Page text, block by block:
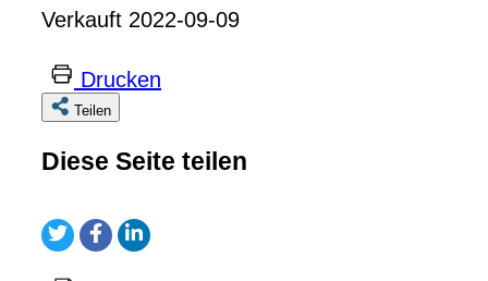
Verkauft 2022-09-09
Drucken
Teilen
Diese Seite teilen